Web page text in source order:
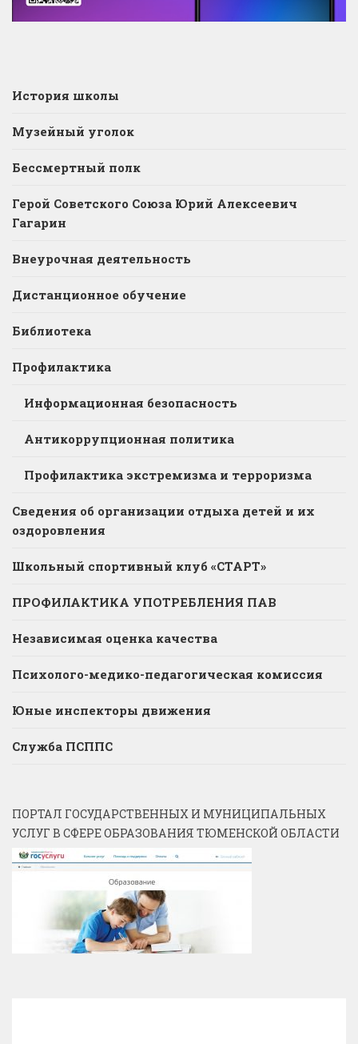
История школы
Музейный уголок
Бессмертный полк
Герой Советского Союза Юрий Алексеевич
Гагарин
Внеурочная деятельность
Дистанционное обучение
Библиотека
Профилактика
Информационная безопасность
Антикоррупционная политика
Профилактика экстремизма и терроризма
Сведения об организации отдыха детей и их
оздоровления
Школьный спортивный клуб «СТАРТ»
ПРОФИЛАКТИКА УПОТРЕБЛЕНИЯ ПАВ
Независимая оценка качества
Психолого-медико-педагогическая комиссия
Юные инспекторы движения
Служба ПСППС
ПОРТАЛ ГОСУДАРСТВЕННЫХ И МУНИЦИПАЛЬНЫХ
УСЛУГ В СФЕРЕ ОБРАЗОВАНИЯ ТЮМЕНСКОЙ ОБЛАСТИ